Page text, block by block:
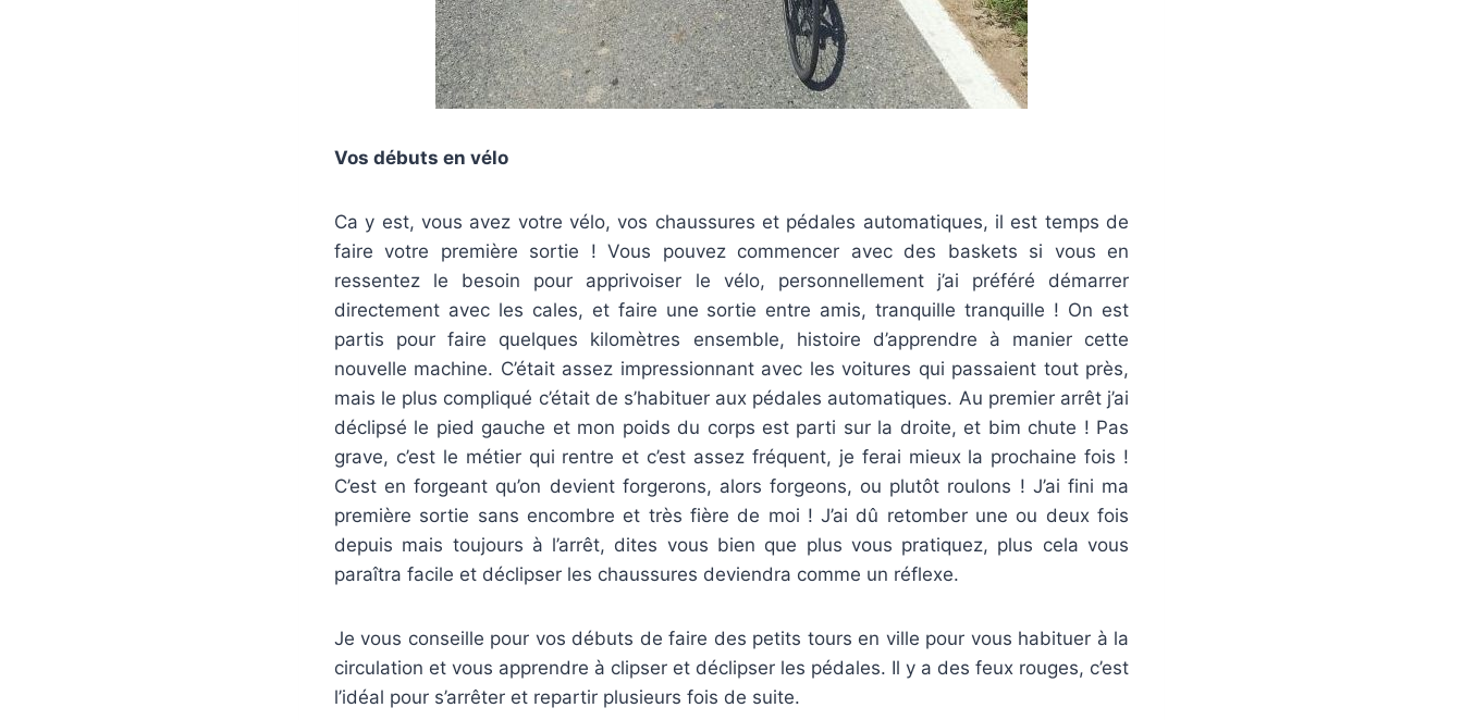
Vos débuts en vélo
Ca y est, vous avez votre vélo, vos chaussures et pédales automatiques, il est temps de
faire votre première sortie ! Vous pouvez commencer avec des baskets si vous en
ressentez le besoin pour apprivoiser le vélo, personnellement j’ai préféré démarrer
directement avec les cales, et faire une sortie entre amis, tranquille tranquille ! On est
partis pour faire quelques kilomètres ensemble, histoire d’apprendre à manier cette
nouvelle machine. C’était assez impressionnant avec les voitures qui passaient tout près,
mais le plus compliqué c’était de s’habituer aux pédales automatiques. Au premier arrêt j’ai
déclipsé le pied gauche et mon poids du corps est parti sur la droite, et bim chute ! Pas
grave, c’est le métier qui rentre et c’est assez fréquent, je ferai mieux la prochaine fois !
C’est en forgeant qu’on devient forgerons, alors forgeons, ou plutôt roulons ! J’ai fini ma
première sortie sans encombre et très fière de moi ! J’ai dû retomber une ou deux fois
depuis mais toujours à l’arrêt, dites vous bien que plus vous pratiquez, plus cela vous
paraîtra facile et déclipser les chaussures deviendra comme un réflexe.
Je vous conseille pour vos débuts de faire des petits tours en ville pour vous habituer à la
circulation et vous apprendre à clipser et déclipser les pédales. Il y a des feux rouges, c’est
l’idéal pour s’arrêter et repartir plusieurs fois de suite.